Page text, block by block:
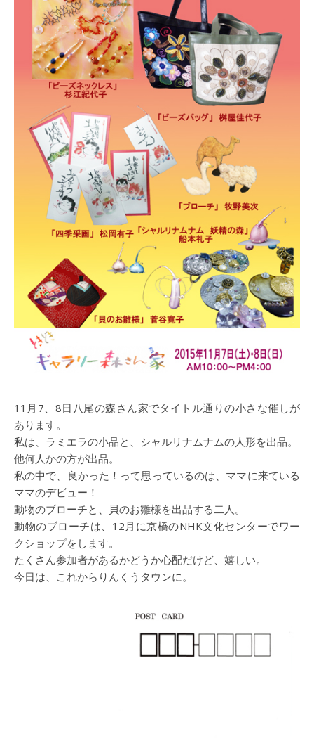
11月7、8日八尾の森さん家でタイトル通りの小さな催しが
あります。
私は、ラミエラの小品と、シャルリナムナムの人形を出品。
他何人かの方が出品。
私の中で、良かった！って思っているのは、ママに来ている
ママのデビュー！
動物のブローチと、貝のお雛様を出品する二人。
動物のブローチは、12月に京橋のNHK文化センターでワー
クショップをします。
たくさん参加者があるかどうか心配だけど、嬉しい。
今日は、これからりんくうタウンに。